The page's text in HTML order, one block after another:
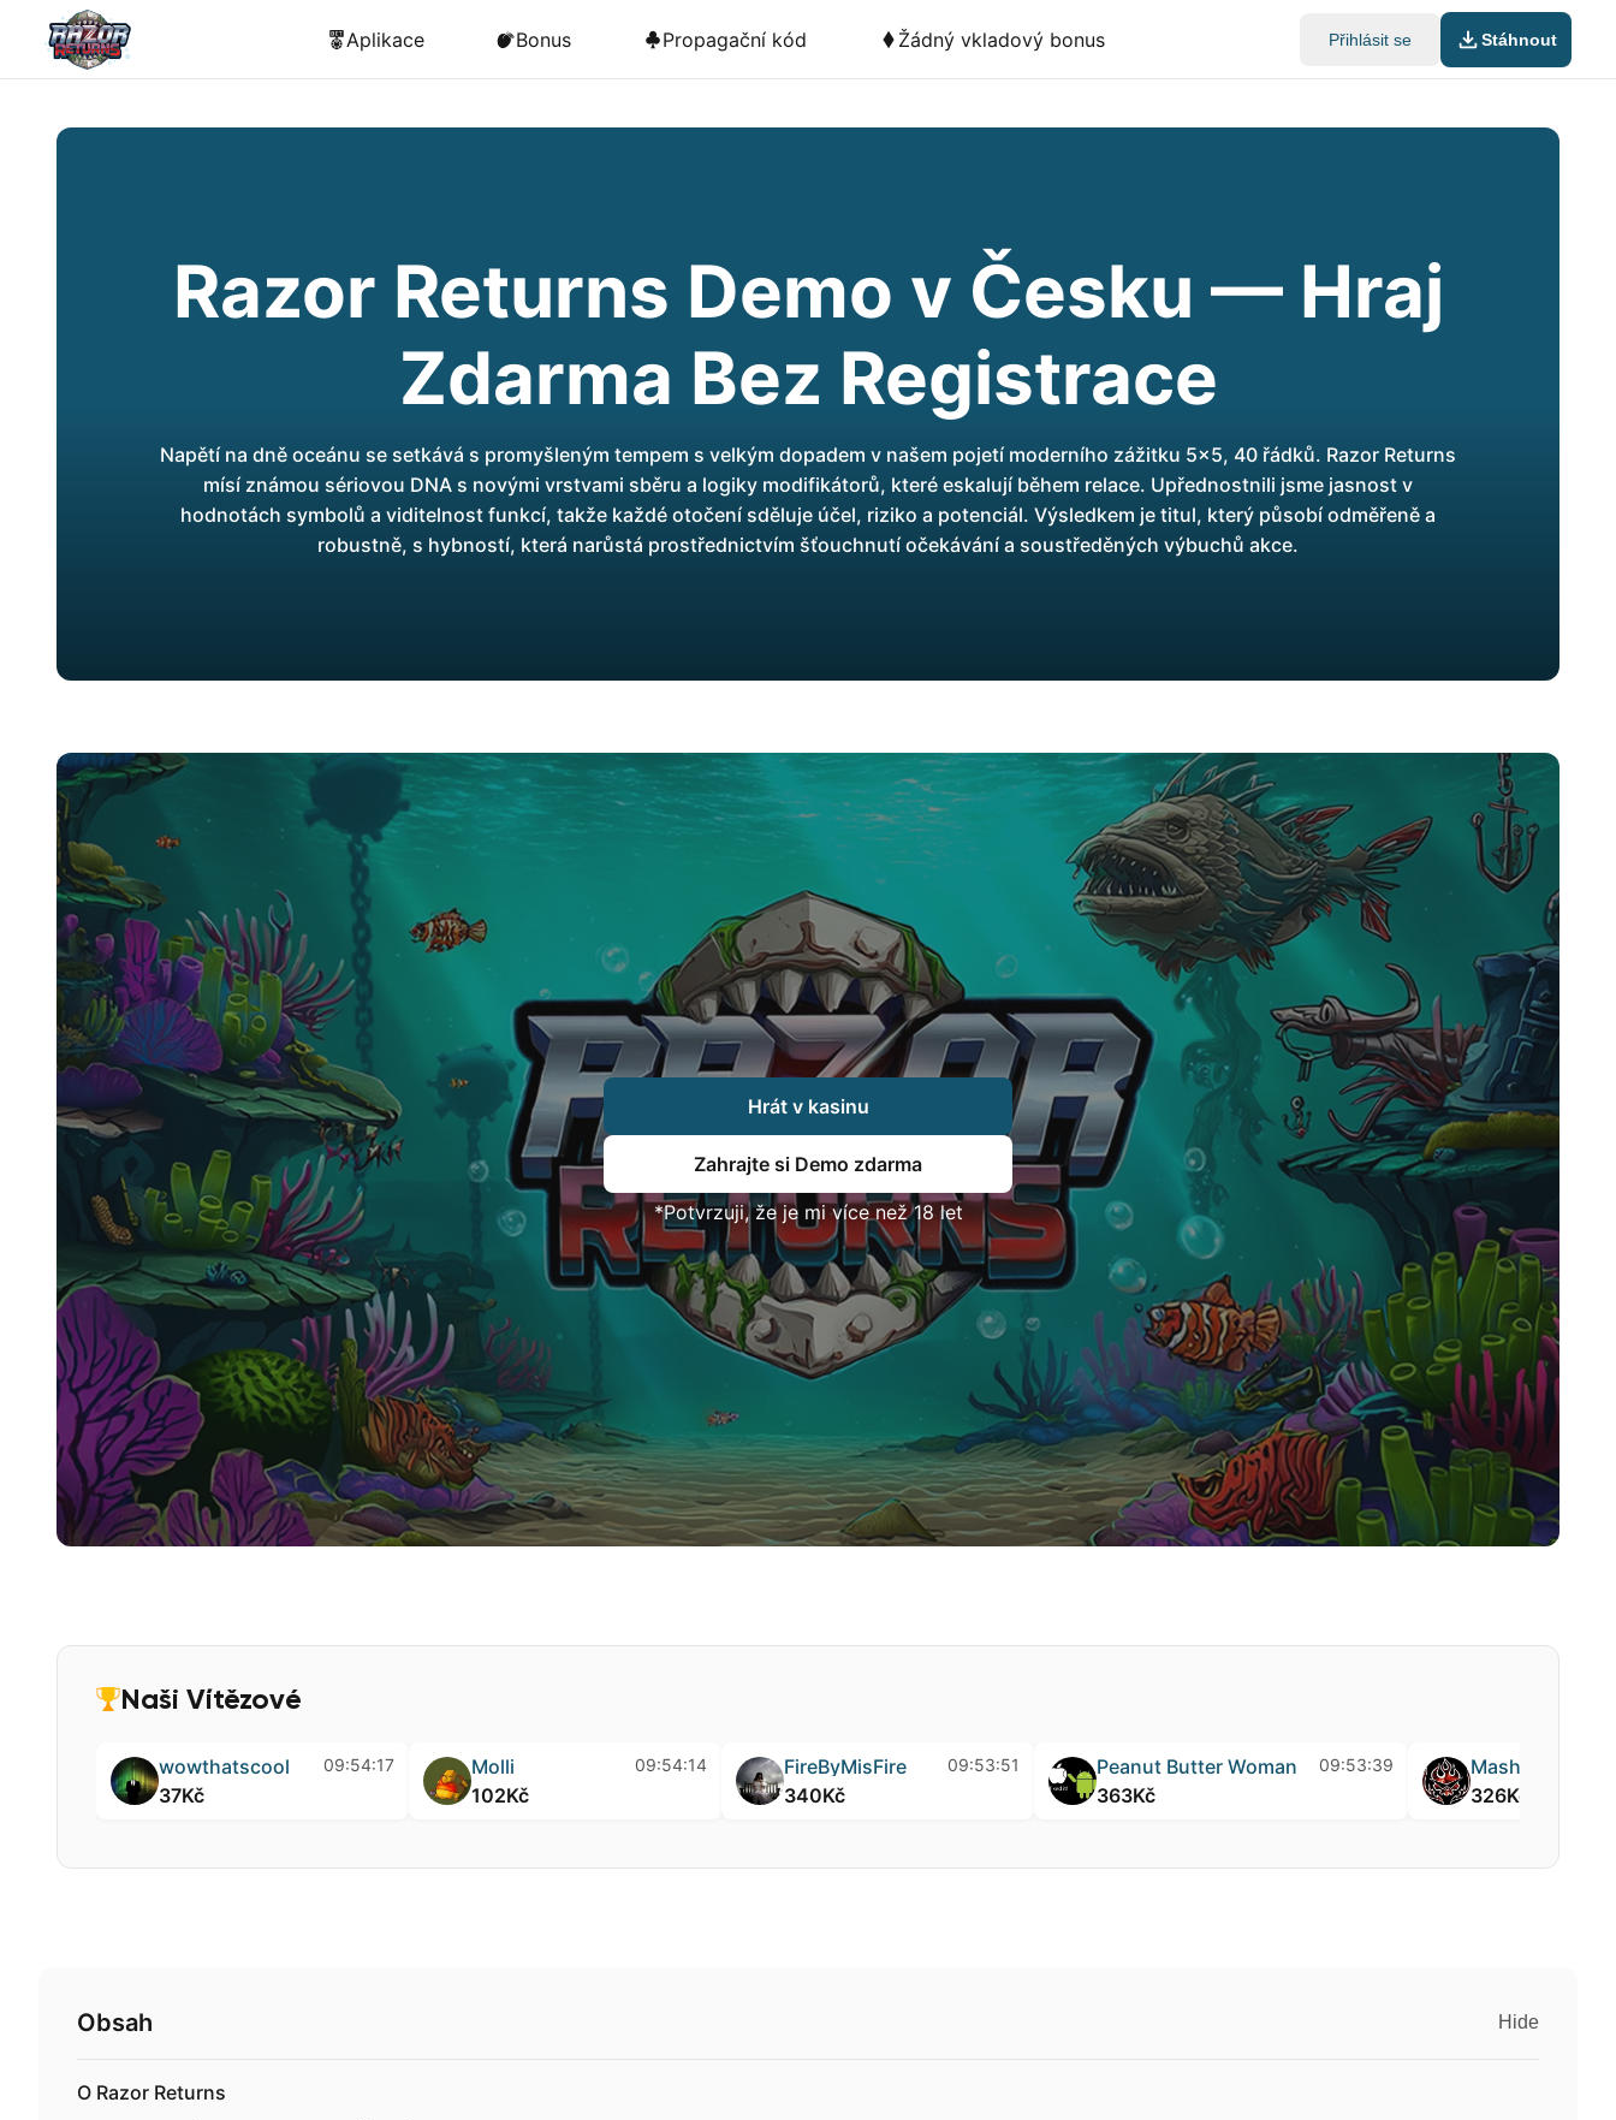
Aplikace Bonus Propagační kód Žádný vkladový bonus Přihlásit se Stáhnout
Razor Returns Demo v Česku — Hraj
Zdarma Bez Registrace
Napětí na dně oceánu se setkává s promyšleným tempem s velkým dopadem v našem pojetí moderního zážitku 5x5, 40 řádků. Razor Returns
mísí známou sériovou DNA s novými vrstvami sběru a logiky modifikátorů, které eskalují během relace. Upřednostnili jsme jasnost v
hodnotách symbolů a viditelnost funkcí, takže každé otočení sděluje účel, riziko a potenciál. Výsledkem je titul, který působí odměřeně a
robustně, s hybností, která narůstá prostřednictvím šťouchnutí očekávání a soustředěných výbuchů akce.
Hrát v kasinu
Zahrajte si Demo zdarma
*Potvrzuji, že je mi více než 18 let
Naši Vítězové
wowthatscool
37Kč
09:54:17
Molli
102Kč
09:54:14
FireByMisFire
340Kč
09:53:51
Peanut Butter Woman
363Kč
Obsah Hide
O Razor Returns